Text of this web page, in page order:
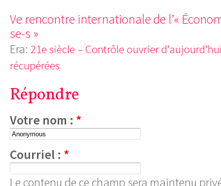
Ve rencontre internationale de l’«
se-s »
Era: 21e siècle – Contrôle ouvrier
récupérées
Répondre
Votre nom : *
Courriel : *
Le contenu de ce champ sera maintenu